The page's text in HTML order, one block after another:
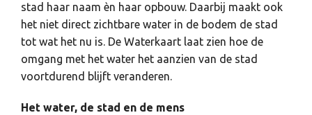
stad haar naam èn haar opbouw. Daarbij maakt ook
het niet direct zichtbare water in de bodem de stad
tot wat het nu is. De Waterkaart laat zien hoe de
omgang met het water het aanzien van de stad
voortdurend blijft veranderen.
Het water, de stad en de mens